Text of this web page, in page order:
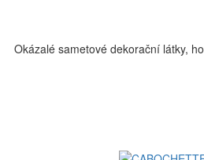
Okázalé sametové dekorační látky,